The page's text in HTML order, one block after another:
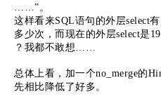
……”。
这样看来SQL语句的外层select
多少次，而现在的外层select是
？我都不敢想……
总体上看，加一个no_merge的
先相比降低了好多。